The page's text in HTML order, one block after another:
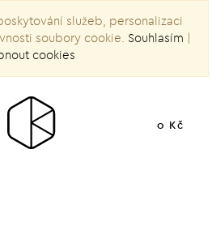
služeb, personalizaci
soubory cookie. Souhlasím |
cookies
0 Kč